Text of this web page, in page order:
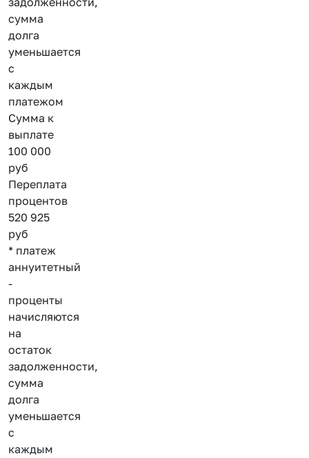
сумма
долга
уменьшается
с
каждым
платежом
Сумма к
выплате
100 000
руб
Переплата
процентов
520 925
руб
* платеж
аннуитетный
-
проценты
начисляются
на
остаток
задолженности,
сумма
долга
уменьшается
с
каждым